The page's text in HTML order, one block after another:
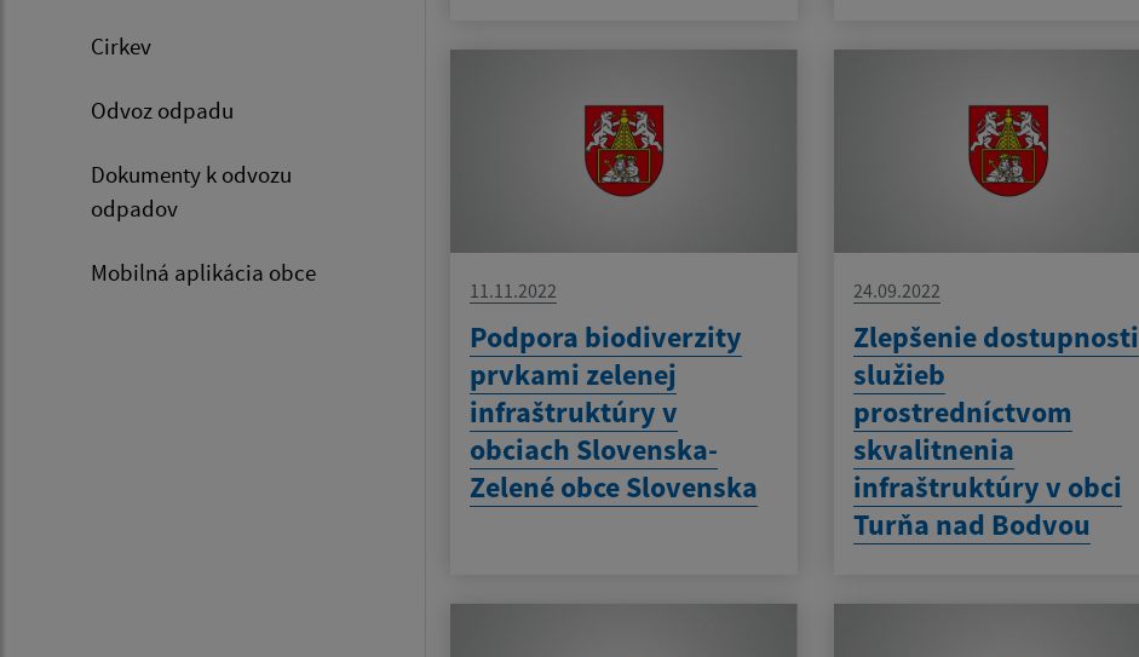
Cirkev
Odvoz odpadu
Dokumenty k odvozu
odpadov
Mobilná aplikácia obce
11.11.2022
Podpora biodiverzity
prvkami zelenej
infraštruktúry v
obciach Slovenska-
Zelené obce Slovenska
24.09.2022
Zlepšenie dostupnosti
služieb
prostredníctvom
skvalitnenia
infraštruktúry v obci
Turňa nad Bodvou